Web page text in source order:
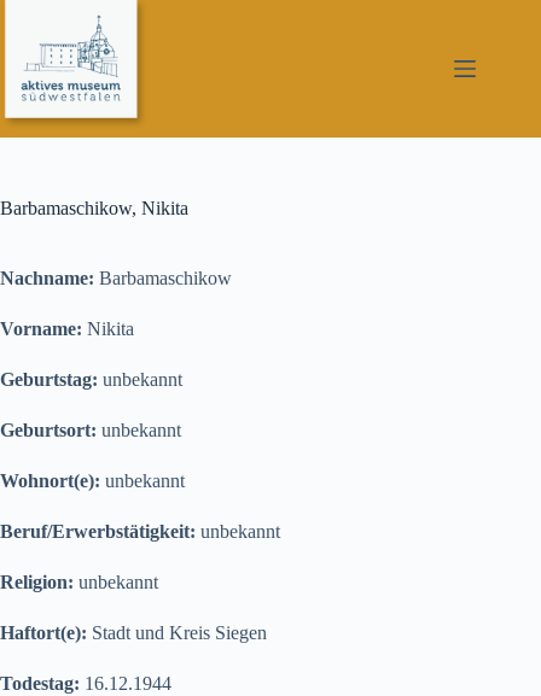
springen
Barbamaschikow, Nikita
Nachname: Barbamaschikow
Vorname: Nikita
Geburtstag: unbekannt
Geburtsort: unbekannt
Wohnort(e): unbekannt
Beruf/Erwerbstätigkeit: unbekannt
Religion: unbekannt
Haftort(e): Stadt und Kreis Siegen
Todestag: 16.12.1944